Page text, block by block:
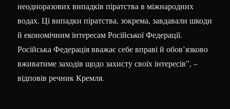
неодноразових випадків піратства в міжнародних
водах. Ці випадки піратства, зокрема, завдавали шкоди
й економічним інтересам Російської Федерації.
Російська Федерація вважає себе вправі й обов’язково
вживатиме заходів щодо захисту своїх інтересів”, –
відповів речник Кремля.